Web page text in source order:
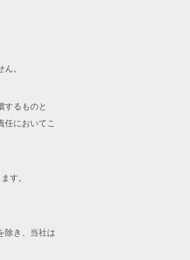
。
するものと
任においてこ
す。
除き、当社は